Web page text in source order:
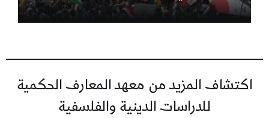
اكتشاف المزيد من معهد المعارف الحكمية
للدراسات الدينية والفلسفية